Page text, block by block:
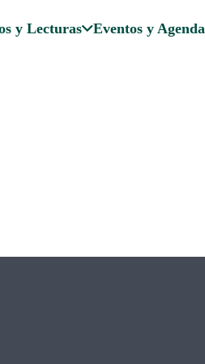
y Lecturas Eventos y Agenda